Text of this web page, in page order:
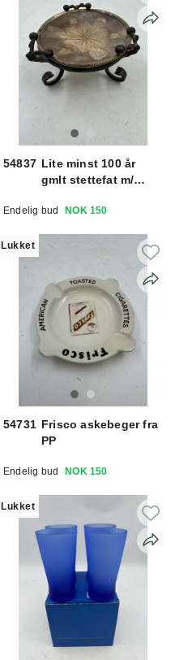
54837 Lite minst 100 år
gmlt stettefat m/
Endelig bud NOK 150
Lukket
54731 Frisco askebeger fra
PP
Endelig bud NOK 150
Lukket